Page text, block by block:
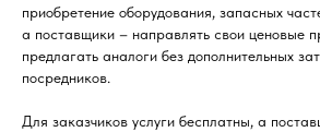
приобретение оборудования, запасных
а поставщики – направлять свои ценовые
предлагать аналоги без дополнительных
посредников.
Для заказчиков услуги бесплатны, а